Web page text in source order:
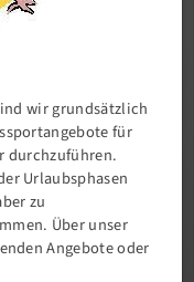
von
wir grundsätzlich
für
durchzuführen.
Urlaubsphasen
zu
Über unser
Angebote oder